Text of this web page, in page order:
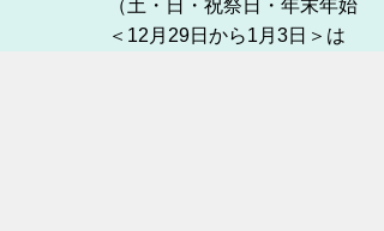
（土・日・祝祭日・年末年始
＜12月29日から1月3日＞は